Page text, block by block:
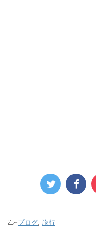
-ブログ, 旅行